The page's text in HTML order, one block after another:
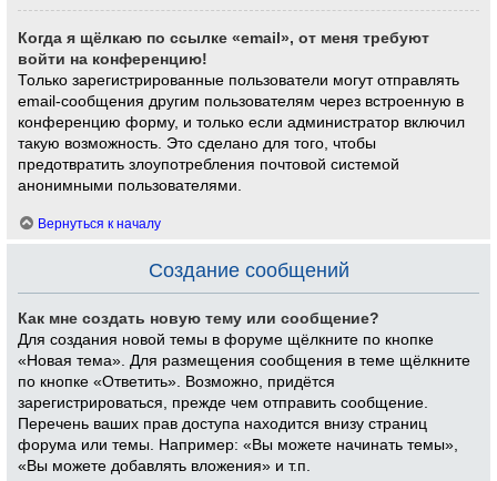
Когда я щёлкаю по ссылке «email», от меня требуют
войти на конференцию!
Только зарегистрированные пользователи могут отправлять
email-сообщения другим пользователям через встроенную в
конференцию форму, и только если администратор включил
такую возможность. Это сделано для того, чтобы
предотвратить злоупотребления почтовой системой
анонимными пользователями.
Вернуться к началу
Создание сообщений
Как мне создать новую тему или сообщение?
Для создания новой темы в форуме щёлкните по кнопке
«Новая тема». Для размещения сообщения в теме щёлкните
по кнопке «Ответить». Возможно, придётся
зарегистрироваться, прежде чем отправить сообщение.
Перечень ваших прав доступа находится внизу страниц
форума или темы. Например: «Вы можете начинать темы»,
«Вы можете добавлять вложения» и т.п.